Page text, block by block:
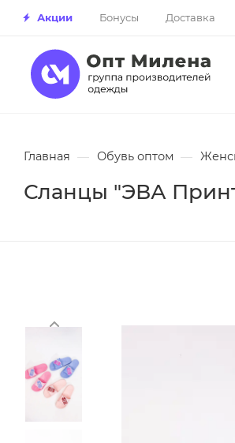
Акции Бонусы Доставка
Главная — Обувь оптом —
Сланцы "ЭВА